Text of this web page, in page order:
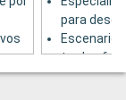
para
Escenario
tardes
Pista de